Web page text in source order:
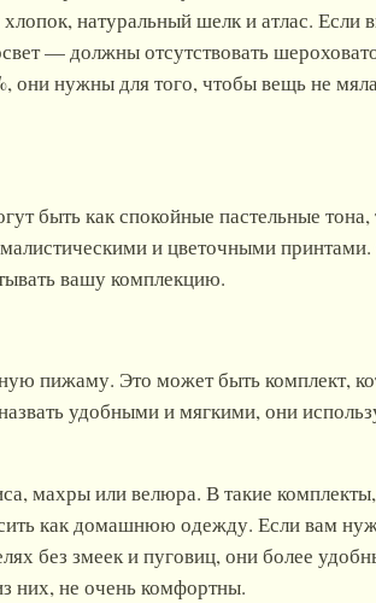
натуральный шелк и атлас. Если
— должны отсутствовать
они нужны для того, чтобы вещь не
быть как спокойные пастельные
и цветочными принтами.
вашу комплекцию.
пижаму. Это может быть комплект,
удобными и мягкими, они
махры или велюра. В такие
как домашнюю одежду. Если вам
без змеек и пуговиц, они более
них, не очень комфортны.